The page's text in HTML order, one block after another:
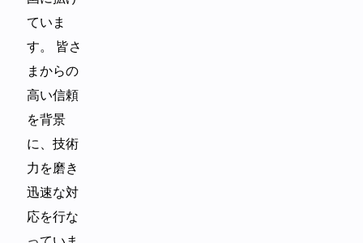
ていま
す。 皆さ
まからの
高い信頼
を背景
に、技術
力を磨き
迅速な対
応を行な